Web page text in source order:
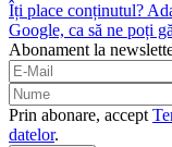
Îți place conținutul?
Google, ca să ne poți
Abonament la
Prin abonare, accept
datelor.